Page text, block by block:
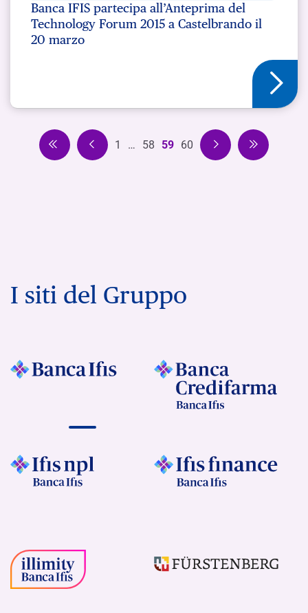
Banca IFIS partecipa all’Anteprima del
Technology Forum 2015 a Castelbrando il
20 marzo
1 … 58 59 60
I siti del Gruppo